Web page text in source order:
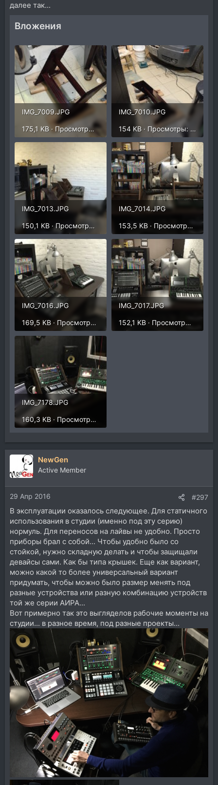
далее так...
Вложения
IMG_7009.JPG
175,1 KB · Просмотры: 235
IMG_7010.JPG
154 KB · Просмотры: 240
IMG_7013.JPG
150,1 KB · Просмотры: 235
IMG_7014.JPG
153,5 KB · Просмотры: 249
IMG_7016.JPG
169,5 KB · Просмотры: 249
IMG_7017.JPG
152,1 KB · Просмотры: 254
IMG_7178.JPG
160,3 KB · Просмотры: 242
NewGen
Active Member
29 Апр 2016 #297
В эксплуатации оказалось следующее. Для статичного
использования в студии (именно под эту серию)
нормуль. Для переносов на лайвы не удобно. Просто
приборы брал с собой... Чтобы удобно было со
стойкой, нужно складную делать и чтобы защищали
девайсы сами. Как бы типа крышек. Еще как вариант,
можно какой то более универсальный вариант
придумать, чтобы можно было размер менять под
разные устройства или разную комбинацию устройств
той же серии АИРА...
Вот примерно так это выгляделов рабочие моменты на
студии... в разное время, под разные проекты...